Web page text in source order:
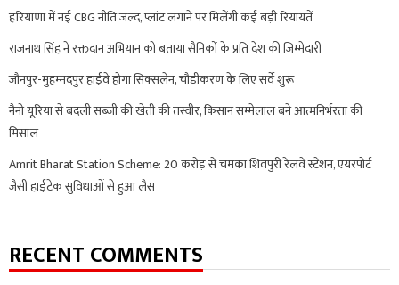
हरियाणा में नई CBG नीति जल्द, प्लांट लगाने पर मिलेंगी कई बड़ी रियायतें
राजनाथ सिंह ने रक्तदान अभियान को बताया सैनिकों के प्रति देश की जिम्मेदारी
जौनपुर-मुहम्मदपुर हाईवे होगा सिक्सलेन, चौड़ीकरण के लिए सर्वे शुरू
नैनो यूरिया से बदली सब्जी की खेती की तस्वीर, किसान सम्मेलाल बने आत्मनिर्भरता की
मिसाल
Amrit Bharat Station Scheme: 20 करोड़ से चमका शिवपुरी रेलवे स्टेशन, एयरपोर्ट
जैसी हाईटेक सुविधाओं से हुआ लैस
RECENT COMMENTS